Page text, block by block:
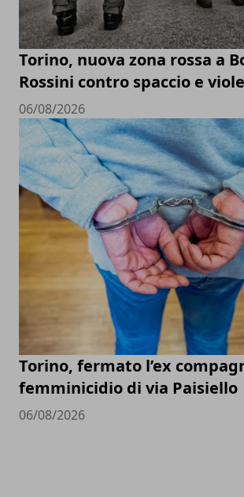
Torino, nuova zona rossa a
Rossini contro spaccio e
06/08/2026
Torino, fermato l’ex
femminicidio di via Paisiello
06/08/2026